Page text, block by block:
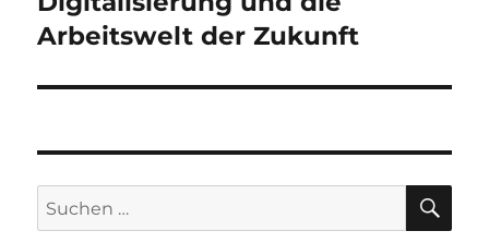
Arbeitswelt der Zukunft
Suche
nach: